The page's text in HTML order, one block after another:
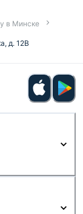
в Минске
д. 12В